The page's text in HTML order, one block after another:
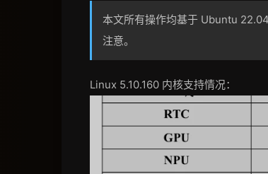
本文所有操作均基于 Ubuntu
注意。
Linux 5.10.160 内核支持情况：